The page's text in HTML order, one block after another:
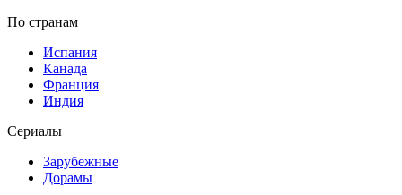
По странам
Испания
Канада
Франция
Индия
Сериалы
Зарубежные
Дорамы